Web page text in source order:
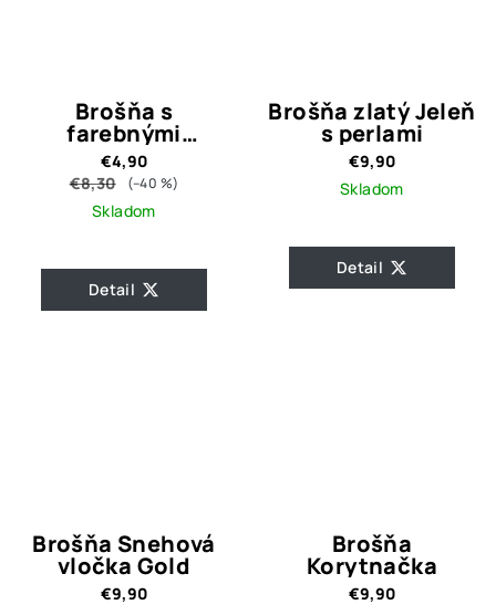
Brošňa s
farebnými
kamienkami
€4,90
€8,30
(–40 %)
Skladom
Detail
Brošňa zlatý Jeleň
s perlami
€9,90
Skladom
Detail
Brošňa Snehová
vločka Gold
€9,90
Brošňa
Korytnačka
€9,90